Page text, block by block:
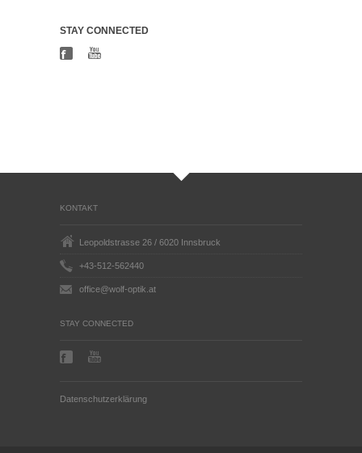
STAY CONNECTED
KONTAKT
Leopoldstrasse 26 / 6020 Innsbruck
+43-512-562440
office@wolf-optik.at
STAY CONNECTED
Datenschutzerklärung